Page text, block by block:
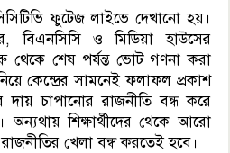
ফুটেজ লাইভে দেখানো হয়।
বিএনসিসি ও মিডিয়া হাউসের
থেকে শেষ পর্যন্ত ভোট গণনা করা
কেন্দ্রের সামনেই ফলাফল প্রকাশ
দায় চাপানোর রাজনীতি বন্ধ করে
অন্যথায় শিক্ষার্থীদের থেকে আরো
রাজনীতির খেলা বন্ধ করতেই হবে।